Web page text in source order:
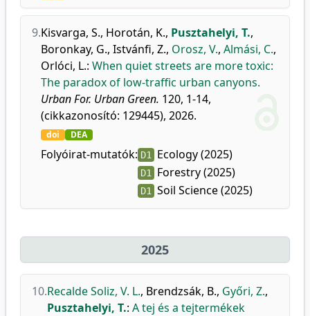
9.Kisvarga, S., Horotán, K., Pusztahelyi, T.,
Boronkay, G., Istvánfi, Z., Orosz, V., Almási, C.,
Orlóci, L.: When quiet streets are more toxic:
The paradox of low-traffic urban canyons.
Urban For. Urban Green. 120, 1-14,
(cikkazonosító: 129445), 2026.
doi DEA
Folyóirat-mutatók: D1 Ecology (2025)
D1 Forestry (2025)
D1 Soil Science (2025)
2025
10.Recalde Soliz, V. L., Brendzsák, B., Győri, Z.,
Pusztahelyi, T.: A tej és a tejtermékek